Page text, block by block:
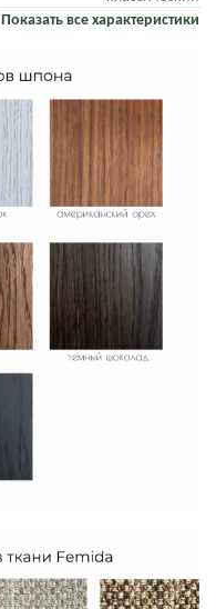
Показать все характеристики